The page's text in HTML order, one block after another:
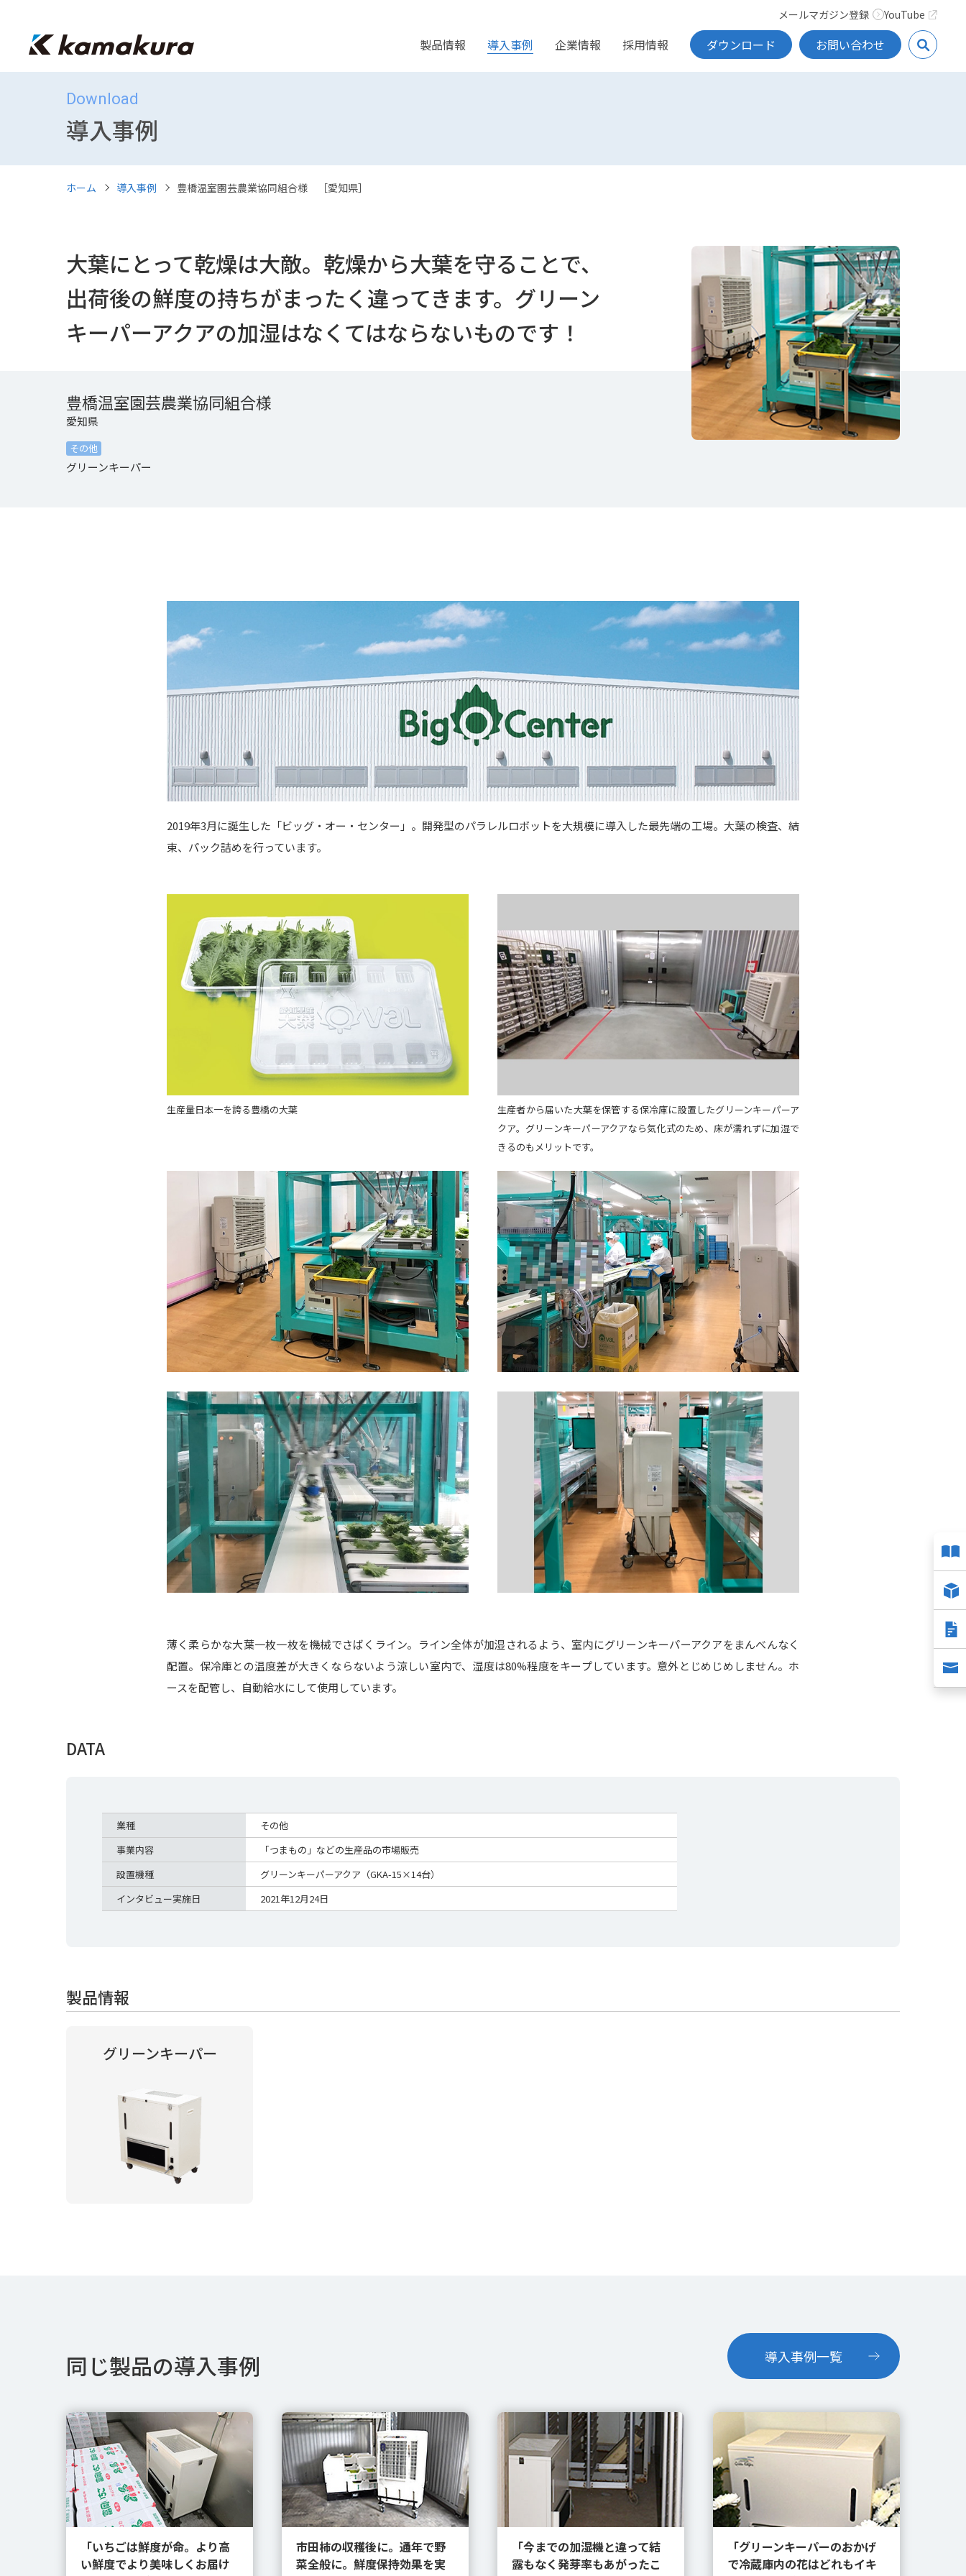
製品情報 導入事例 企業情報 採用情報 ダウンロード お問い合わせ
メールマガジン登録 YouTube
Download
導入事例
ホーム 導入事例 豊橋温室園芸農業協同組合様 ［愛知県］
大葉にとって乾燥は大敵。乾燥から大葉を守ることで、
出荷後の鮮度の持ちがまったく違ってきます。グリーン
キーパーアクアの加湿はなくてはならないものです！
豊橋温室園芸農業協同組合様
愛知県
その他
グリーンキーパー
2019年3月に誕生した「ビッグ・オー・センター」。開発型のパラレルロボットを大規模に導入した最先端の工場。大葉の検査、結
束、パック詰めを行っています。
生産量日本一を誇る豊橋の大葉
生産者から届いた大葉を保管する保冷庫に設置したグリーンキーパーア
クア。グリーンキーパーアクアなら気化式のため、床が濡れずに加湿で
きるのもメリットです。
薄く柔らかな大葉一枚一枚を機械でさばくライン。ライン全体が加湿されるよう、室内にグリーンキーパーアクアをまんべんなく
配置。保冷庫との温度差が大きくならないよう涼しい室内で、湿度は80%程度をキープしています。意外とじめじめしません。ホ
ースを配管し、自動給水にして使用しています。
DATA
業種
その他
事業内容
「つまもの」などの生産品の市場販売
設置機種
グリーンキーパーアクア（GKA-15×14台）
インタビュー実施日
2021年12月24日
製品情報
グリーンキーパー
同じ製品の導入事例 導入事例一覧
「いちごは鮮度が命。より高
い鮮度でより美味しくお届け
市田柿の収穫後に。通年で野
菜全般に。鮮度保持効果を実
「今までの加湿機と違って結
露もなく発芽率もあがったこ
「グリーンキーパーのおかげ
で冷蔵庫内の花はどれもイキ